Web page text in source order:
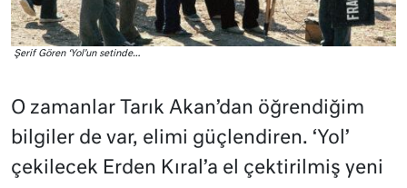
Şerif Gören ‘Yol’un setinde…
O zamanlar Tarık Akan’dan öğrendiğim
bilgiler de var, elimi güçlendiren. ‘Yol’
çekilecek Erden Kıral’a el çektirilmiş yeni